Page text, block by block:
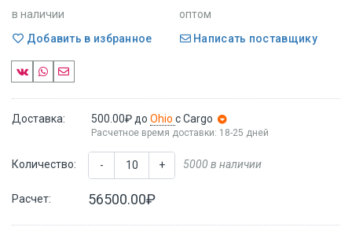
в наличии
оптом
Добавить в избранное
Написать поставщику
Доставка: 500.00₽ до Ohio с Cargo
Расчетное время доставки: 18-25 дней
Количество: - + 5000 в наличии
Расчет: 56500.00₽